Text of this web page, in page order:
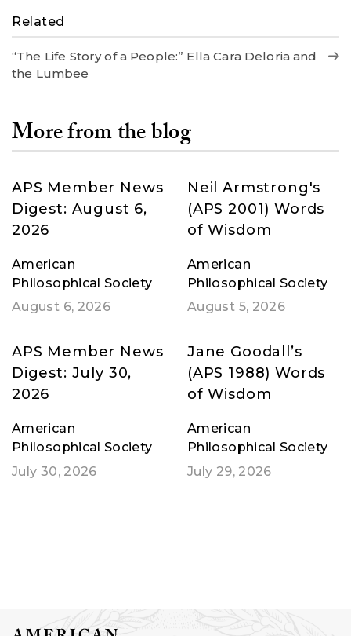
Related
“The Life Story of a People:” Ella Cara Deloria and
the Lumbee
More from the blog
APS Member News
Digest: August 6,
2026
American
Philosophical Society
August 6, 2026
Neil Armstrong's
(APS 2001) Words
of Wisdom
American
Philosophical Society
August 5, 2026
APS Member News
Digest: July 30,
2026
American
Philosophical Society
July 30, 2026
Jane Goodall’s
(APS 1988) Words
of Wisdom
American
Philosophical Society
July 29, 2026